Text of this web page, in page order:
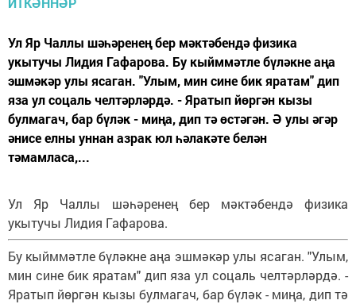
Ул Яр Чаллы шәһәренең бер мәктәбендә физика
укытучы Лидия Гафарова. Бу кыйммәтле бүләкне аңа
эшмәкәр улы ясаган. "Улым, мин сине бик яратам" дип
яза ул соцаль челтәрләрдә. - Яратып йөргән кызы
булмагач, бар бүләк - миңа, дип тә өстәгән. Ә улы әгәр
әнисе елны уннан азрак юл һәлакәте белән
тәмамласа,...
Ул Яр Чаллы шәһәренең бер мәктәбендә физика
укытучы Лидия Гафарова.
Бу кыйммәтле бүләкне аңа эшмәкәр улы ясаган. "Улым,
мин сине бик яратам" дип яза ул соцаль челтәрләрдә. -
Яратып йөргән кызы булмагач, бар бүләк - миңа, дип тә